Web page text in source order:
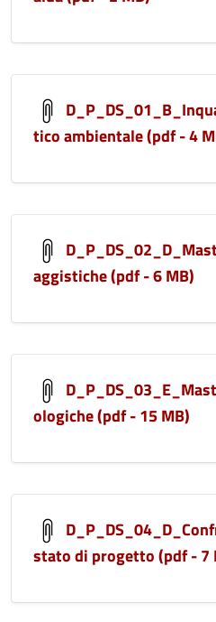
tico ambientale (pdf - 4
aggistiche (pdf - 6 MB)
ologiche (pdf - 15 MB)
stato di progetto (pdf - 7